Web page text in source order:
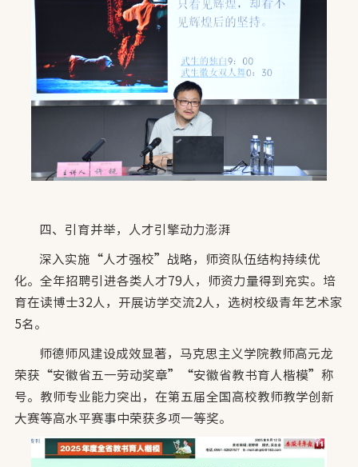
四、引育并举，人才引擎动力澎湃
深入实施“人才强校”战略，师资队伍结构持续优
化。全年招聘引进各类人才79人，师资力量得到充实。培
育在读博士32人，开展访学交流2人，选树校级青年艺术家
5名。
师德师风建设成效显著，马克思主义学院教师高元龙
荣获“安徽省五一劳动奖章”“安徽省教书育人楷模”称
号。教师专业能力突出，在第五届全国高校教师教学创新
大赛等高水平赛事中荣获多项一等奖。